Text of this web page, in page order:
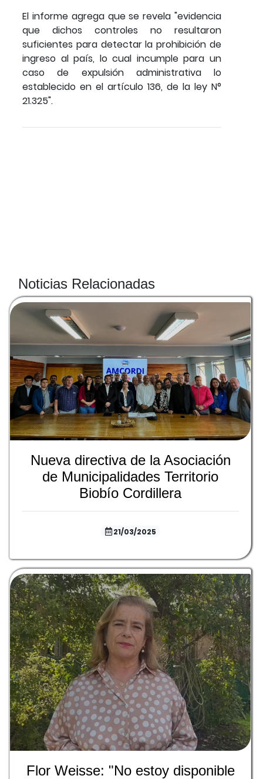
El informe agrega que se revela "evidencia
que dichos controles no resultaron
suficientes para detectar la prohibición de
ingreso al país, lo cual incumple para un
caso de expulsión administrativa lo
establecido en el artículo 136, de la ley N°
21.325".
Noticias Relacionadas
Nueva directiva de la Asociación
de Municipalidades Territorio
Biobío Cordillera
21/03/2025
Flor Weisse: "No estoy disponible